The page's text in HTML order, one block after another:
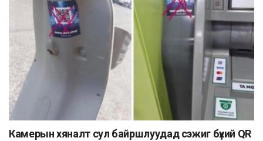
Камерын хяналт сул байршлуудад сэжиг бүхий QR